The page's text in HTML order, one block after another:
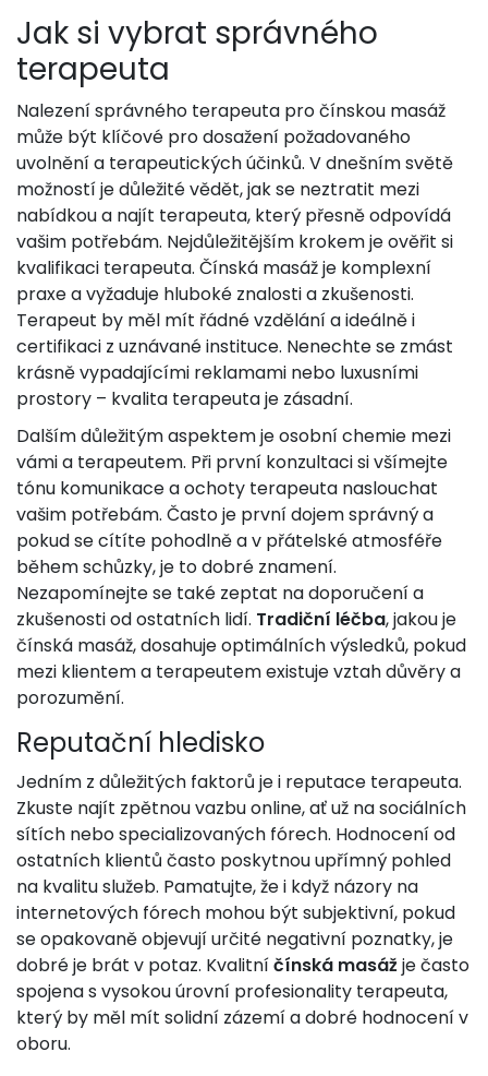
Jak si vybrat správného
terapeuta
Nalezení správného terapeuta pro čínskou masáž
může být klíčové pro dosažení požadovaného
uvolnění a terapeutických účinků. V dnešním světě
možností je důležité vědět, jak se neztratit mezi
nabídkou a najít terapeuta, který přesně odpovídá
vašim potřebám. Nejdůležitějším krokem je ověřit si
kvalifikaci terapeuta. Čínská masáž je komplexní
praxe a vyžaduje hluboké znalosti a zkušenosti.
Terapeut by měl mít řádné vzdělání a ideálně i
certifikaci z uznávané instituce. Nenechte se zmást
krásně vypadajícími reklamami nebo luxusními
prostory – kvalita terapeuta je zásadní.
Dalším důležitým aspektem je osobní chemie mezi
vámi a terapeutem. Při první konzultaci si všímejte
tónu komunikace a ochoty terapeuta naslouchat
vašim potřebám. Často je první dojem správný a
pokud se cítíte pohodlně a v přátelské atmosféře
během schůzky, je to dobré znamení.
Nezapomínejte se také zeptat na doporučení a
zkušenosti od ostatních lidí. Tradiční léčba, jakou je
čínská masáž, dosahuje optimálních výsledků, pokud
mezi klientem a terapeutem existuje vztah důvěry a
porozumění.
Reputační hledisko
Jedním z důležitých faktorů je i reputace terapeuta.
Zkuste najít zpětnou vazbu online, ať už na sociálních
sítích nebo specializovaných fórech. Hodnocení od
ostatních klientů často poskytnou upřímný pohled
na kvalitu služeb. Pamatujte, že i když názory na
internetových fórech mohou být subjektivní, pokud
se opakovaně objevují určité negativní poznatky, je
dobré je brát v potaz. Kvalitníčínská masážje často
spojena s vysokou úrovní profesionality terapeuta,
který by měl mít solidní zázemí a dobré hodnocení v
oboru.